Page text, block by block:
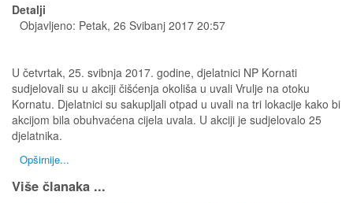
Detalji
Objavljeno: Petak, 26 Svibanj 2017 20:57
U četvrtak, 25. svibnja 2017. godine, djelatnici NP Kornati
sudjelovali su u akciji čišćenja okoliša u uvali Vrulje na otoku
Kornatu. Djelatnici su sakupljali otpad u uvali na tri lokacije kako bi
akcijom bila obuhvaćena cijela uvala. U akciji je sudjelovalo 25
djelatnika.
Opširnije...
Više članaka ...